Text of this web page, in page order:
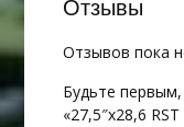
Отзывы
Отзывов пока
Будьте
«27,5″х28,6